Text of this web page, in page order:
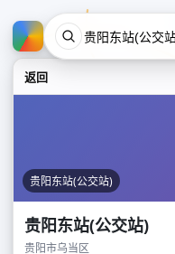
返回
贵阳东站(公交站)
贵阳东站(公交站)
贵阳市乌当区